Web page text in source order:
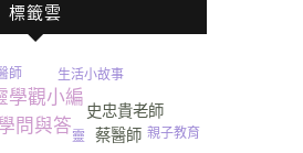
標籤雲
問與答
學觀小編
蔡醫師
史忠貴老師
生活小故事
師
靈 親子教育